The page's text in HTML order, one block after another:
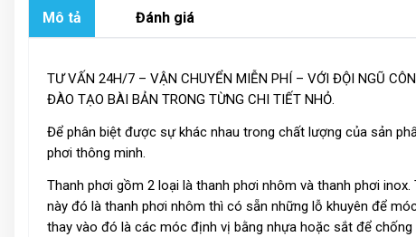
Mô tả Đánh giá
TƯ VẤN 24H/7 – VẬN CHUYỂN MIỄN PHÍ – VỚI ĐỘI NGŨ
ĐÀO TẠO BÀI BẢN TRONG TỪNG CHI TIẾT NHỎ.
Để phân biệt được sự khác nhau trong chất lượng của sản
phơi thông minh.
Thanh phơi gồm 2 loại là thanh phơi nhôm và thanh phơi
này đó là thanh phơi nhôm thì có sẵn những lỗ khuyên để
thay vào đó là các móc định vị bằng nhựa hoặc sắt để chống